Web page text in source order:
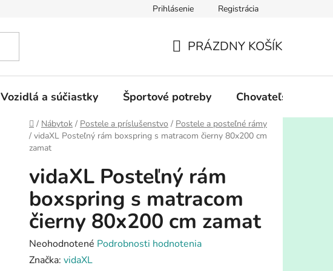
Prihlásenie Registrácia
KOŠÍK
PRÁZDNY KOŠÍK
Vozidlá a súčiastky Športové potreby Chovateľské
Domov
/ Nábytok / Postele a príslušenstvo / Postele a posteľné rámy
/ vidaXL Posteľný rám boxspring s matracom čierny 80x200 cm
zamat
vidaXL Posteľný rám
boxspring s matracom
čierny 80x200 cm zamat
Priemerné
hodnotenie
Neohodnotené Podrobnosti hodnotenia
Značka: vidaXL